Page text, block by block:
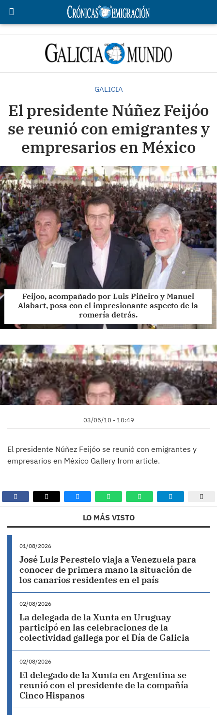
GALICIA
El presidente Núñez Feijóo
se reunió con emigrantes y
empresarios en México
Feijoo, acompañado por Luis Piñeiro y Manuel
Alabart, posa con el impresionante aspecto de la
romería detrás.
03/05/10 - 10:49
El presidente Núñez Feijóo se reunió con emigrantes y
empresarios en México Gallery from article.
LO MÁS VISTO
01/08/2026
José Luis Perestelo viaja a Venezuela para
conocer de primera mano la situación de
los canarios residentes en el país
02/08/2026
La delegada de la Xunta en Uruguay
participó en las celebraciones de la
colectividad gallega por el Día de Galicia
02/08/2026
El delegado de la Xunta en Argentina se
reunió con el presidente de la compañía
Cinco Hispanos